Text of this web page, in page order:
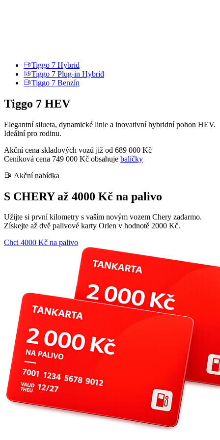
Tiggo 7 Hybrid
Tiggo 7 Plug-in Hybrid
Tiggo 7 Benzín
Tiggo 7 HEV
Elegantní silueta, dynamické linie a inovativní hybridní pohon HEV.
Ideální pro rodinu.
Akční cena skladových vozů již od 689 000 Kč
Ceníková cena 749 000 Kč obsahuje balíčky
Akční nabídka
S CHERY až 4000 Kč na palivo
Užijte si první kilometry s vaším novým vozem Chery zadarmo.
Získejte až dvě palivové karty Orlen v hodnotě 2000 Kč.
Chci 4000 Kč na palivo